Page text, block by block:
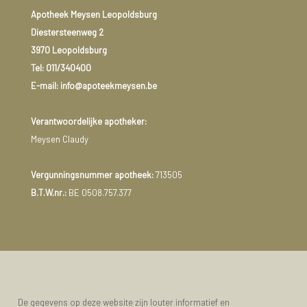
Apotheek Meysen Leopoldsburg
Diestersteenweg 2
3970 Leopoldsburg
Tel: 011/340400
E-mail: info@apoteekmeysen.be
Verantwoordelijke apotheker:
Meysen Claudy
Vergunningsnummer apotheek:713505
B.T.W.nr.:BE 0508.757.377
De gegevens op deze website zijn louter informatief en